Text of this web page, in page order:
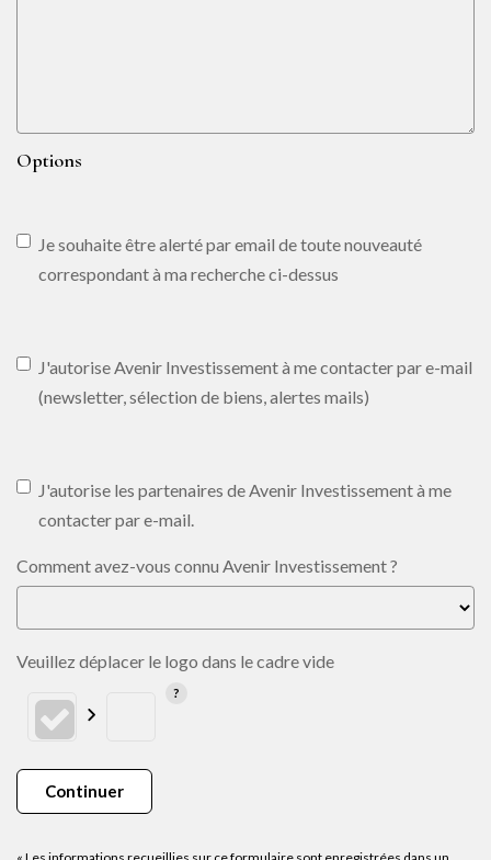
Options
Je souhaite être alerté par email de toute nouveauté
correspondant à ma recherche ci-dessus
J'autorise Avenir Investissement à me contacter par e-mail
(newsletter, sélection de biens, alertes mails)
J'autorise les partenaires de Avenir Investissement à me
contacter par e-mail.
Comment avez-vous connu Avenir Investissement ?
Veuillez déplacer le logo dans le cadre vide
Continuer